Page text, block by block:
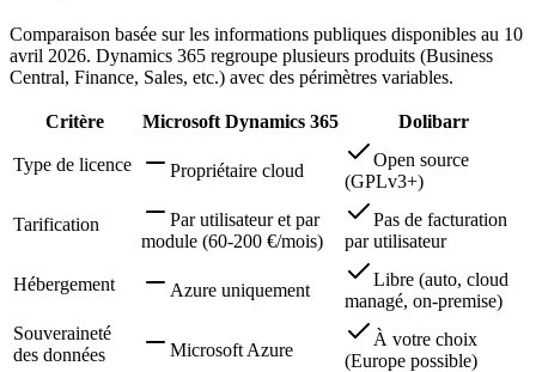
Comparaison basée sur les informations publiques disponibles au 10
avril 2026. Dynamics 365 regroupe plusieurs produits (Business
Central, Finance, Sales, etc.) avec des périmètres variables.
Critère Microsoft Dynamics 365 Dolibarr
Type de licence Propriétaire cloud
Open source
(GPLv3+)
Tarification
Par utilisateur et par
module (60-200 €/mois)
Pas de facturation
par utilisateur
Hébergement Azure uniquement
Libre (auto, cloud
managé, on-premise)
Souveraineté
des données
Microsoft Azure
À votre choix
(Europe possible)